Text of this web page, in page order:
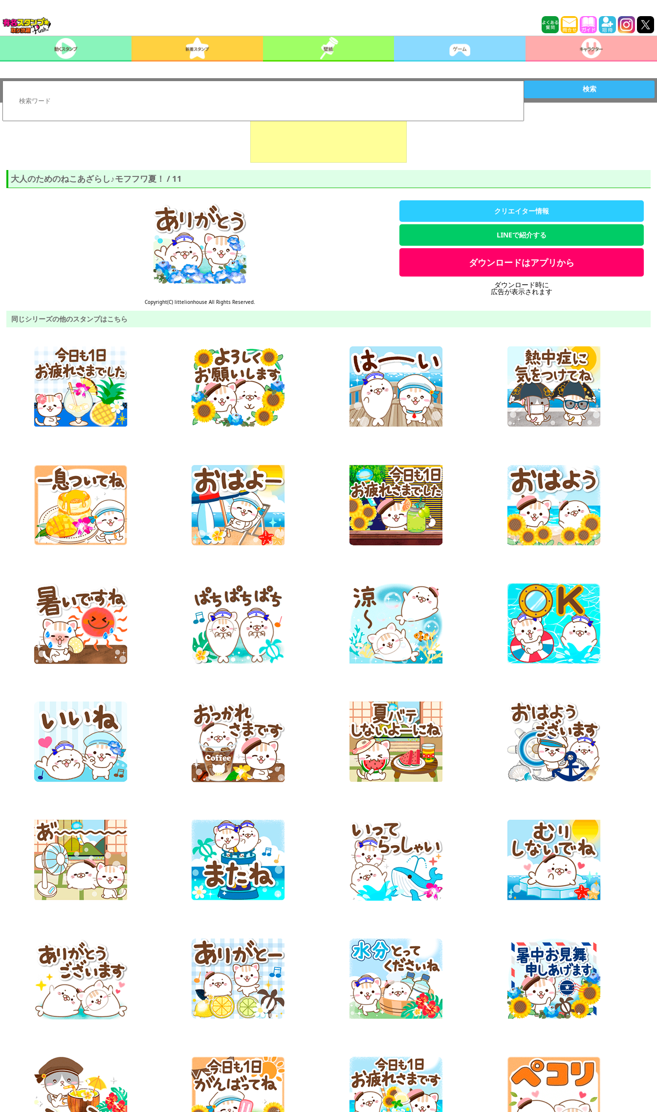
検索
大人のためのねこあざらし♪モフフワ夏！ / 11
Copyright(C) littelionhouse All Rights Reserved.
クリエイター情報
LINEで紹介する
ダウンロードはアプリから
ダウンロード時に
広告が表示されます
同じシリーズの他のスタンプはこちら